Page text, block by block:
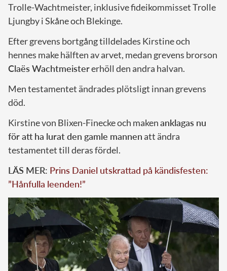
Trolle-Wachtmeister, inklusive fideikommisset Trolle
Ljungby i Skåne och Blekinge.
Efter grevens bortgång tilldelades Kirstine och
hennes make hälften av arvet, medan grevens brorson
Claës Wachtmeistererhöll den andra halvan.
Men testamentet ändrades plötsligt innan grevens
död.
Kirstine von Blixen-Finecke och makenanklagas nu
för att ha lurat den gamle mannen att ändra
testamentet till deras fördel.
LÄS MER: Prins Daniel utskrattad på kändisfesten:
”Hånfulla leenden!”